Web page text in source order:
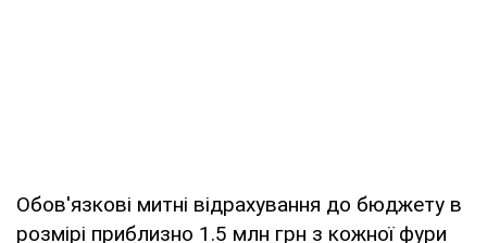
Обов'язкові митні відрахування до бюджету в
розмірі приблизно 1.5 млн грн з кожної фури